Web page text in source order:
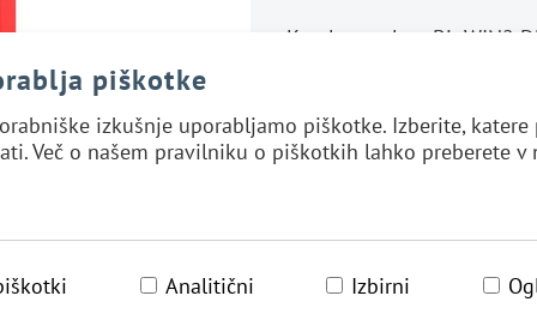
piškotke
izkušnje uporabljamo piškotke. Izberite, katere
Več o našem pravilniku o piškotkih lahko preberete v
Analitični Izbirni
Kotel na pelete BioWIN2
prinašapopolno udobje,
dolgoročno zanesljivost
že dokazala, da so kotli
Vrhunska kakovost
na pelete razviti in